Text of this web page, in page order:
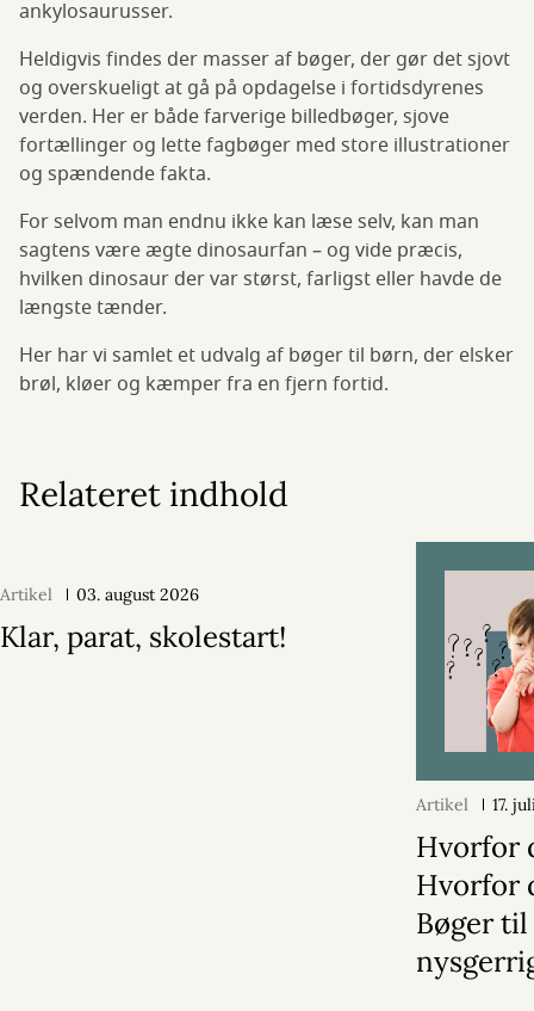
ankylosaurusser.
Heldigvis findes der masser af bøger, der gør det sjovt
og overskueligt at gå på opdagelse i fortidsdyrenes
verden. Her er både farverige billedbøger, sjove
fortællinger og lette fagbøger med store illustrationer
og spændende fakta.
For selvom man endnu ikke kan læse selv, kan man
sagtens være ægte dinosaurfan – og vide præcis,
hvilken dinosaur der var størst, farligst eller havde de
længste tænder.
Her har vi samlet et udvalg af bøger til børn, der elsker
brøl, kløer og kæmper fra en fjern fortid.
Relateret indhold
Artikel 03. august 2026
Klar, parat, skolestart!
Artikel 17.
Hvorfor
Hvorfor
Bøger til